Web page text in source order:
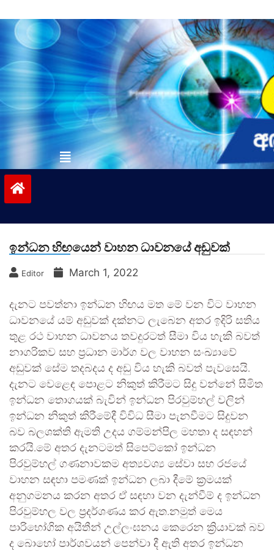
to
contentvinivida.lk
ඉන්ධන හිඟයෙන් වාහන ධාවනයේ අඩුවක්
Editor March 1, 2022
දැනට පවත්නා ඉන්ධන හිඟය මත මේ වන විට වාහන
ධාවනයේ යම් අඩුවක් දක්නට ලැබෙන අතර ඉදිරි සතිය
තුළ රථ වාහන ධාවනය තවදුරටත් සීමා විය හැකි බවත්
නාගරිකව සහ ප්‍රධාන මාර්ග වල වාහන සංඛ්‍යාවේ
අඩුවක් සේම තදබදය ද අඩු විය හැකි බවත් පැවසෙයි.
දැනට වෙළෙඳ පොළට නිකුත් කිරීමට සිදු වන්නේ සීමිත
ඉන්ධන තොගයක් බැවින් ඉන්ධන පිරවුම්හල් වලින්
ඉන්ධන නිකුත් කිරීමේදී විවිධ සීමා පැනවීමට සිදුවන
බව බලශක්ති ඇමති උදය ගම්මන්පිල මහතා ද සඳහන්
කරයි.මේ අතර දැනටමත් සිපෙට්කෝ ඉන්ධන
පිරවුම්හල් ගණනාවකම අත්‍යවශ්‍ය සේවා සහ රජයේ
වාහන සඳහා පමණක් ඉන්ධන ලබා දීමේ ක‍්‍රමයක්
අනුගමනය කරන අතර ඒ සඳහා වන දැන්වීම් ද ඉන්ධන
පිරවුම්හල වල ප‍්‍රදර්ශණය කර ඇත.නමුත් මෙය
පාරිභෝගික අයිතීන් උල්ලංඝනය කෙරෙන ක්‍රියාවක් බව
ද බොහෝ පාර්ශවයන් පෙන්වා දී ඇති අතර ඉන්ධන